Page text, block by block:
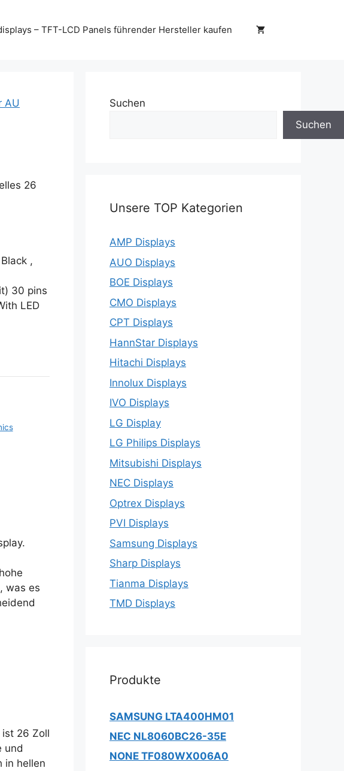
– TFT-LCD Panels führender Hersteller kaufen
AU
26
,
30 pins
LED
was es
26 Zoll
und
in hellen
Suchen
Suchen
Unsere TOP Kategorien
AMP Displays
AUO Displays
BOE Displays
CMO Displays
CPT Displays
HannStar Displays
Hitachi Displays
Innolux Displays
IVO Displays
LG Display
LG Philips Displays
Mitsubishi Displays
NEC Displays
Optrex Displays
PVI Displays
Samsung Displays
Sharp Displays
Tianma Displays
TMD Displays
Produkte
SAMSUNG LTA400HM01
NEC NL8060BC26-35E
NONE TF080WX006A0